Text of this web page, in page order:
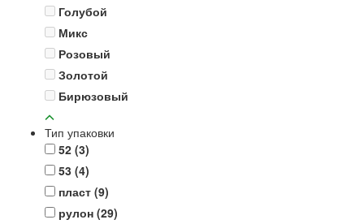
Голубой
Микс
Розовый
Золотой
Бирюзовый
Тип упаковки
52 (3)
53 (4)
пласт (9)
рулон (29)